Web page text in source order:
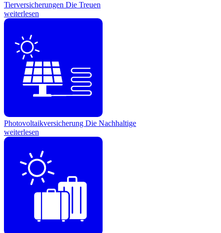
Tierversicherungen Die Treuen
weiterlesen
Photovoltaikversicherung Die Nachhaltige
weiterlesen